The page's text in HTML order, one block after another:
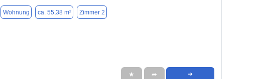
Wohnung ca. 55,38 m² Zimmer 2
★ ➦ ➜